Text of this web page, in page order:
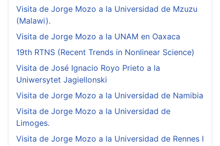
Visita de Jorge Mozo a la Universidad de Mzuzu
(Malawi).
Visita de Jorge Mozo a la UNAM en Oaxaca
19th RTNS (Recent Trends in Nonlinear Science)
Visita de José Ignacio Royo Prieto a la
Uniwersytet Jagiellonski
Visita de Jorge Mozo a la Universidad de Namibia
Visita de Jorge Mozo a la Universidad de
Limoges.
Visita de Jorge Mozo a la Universidad de Rennes I